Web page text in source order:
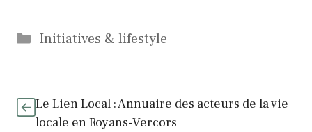
Catégories
Initiatives & lifestyle
Le Lien Local : Annuaire des acteurs de la vie
locale en Royans-Vercors